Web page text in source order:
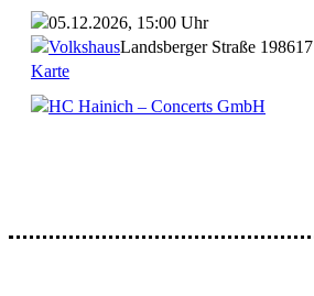
05.12.2026, 15:00 Uhr
VolkshausLandsberger Straße 198617
Karte
HC Hainich – Concerts GmbH